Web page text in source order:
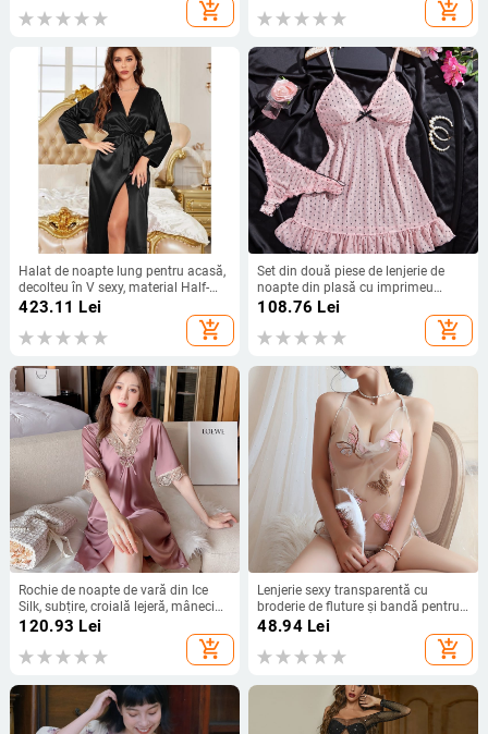
add_shopping_cart add_shopping_cart
Halat de noapte lung pentru acasă,
decolteu în V sexy, material Half-
side fleece, țesătură principală:
bumbac, conținut de bumbac sub
30%, lansare primăvara 2025
423.11 Lei
add_shopping_cart
Set din două piese de lenjerie de
noapte din plasă cu imprimeu
valuri, material poliester 80–90%,
pentru femei, lansat vara 2024
108.76 Lei
add_shopping_cart
Rochie de noapte de vară din Ice
Silk, subțire, croială lejeră, mâneci
scurte, îmbrăcăminte de casă din
120.93 Lei
add_shopping_cart
Lenjerie sexy transparentă cu
broderie de fluture și bandă pentru
talie (polieester 90–95%)
48.94Lei
add_shopping_cart